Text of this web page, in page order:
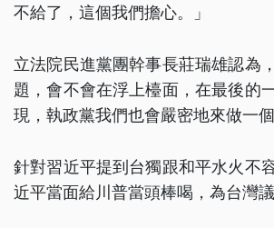
不給了，這個我們擔心。」
立法院民進黨團幹事長莊瑞雄認為
題，會不會在浮上檯面，在最後的
現，執政黨我們也會嚴密地來做一個
針對習近平提到台獨跟和平水火不
近平當面給川普當頭棒喝，為台灣議